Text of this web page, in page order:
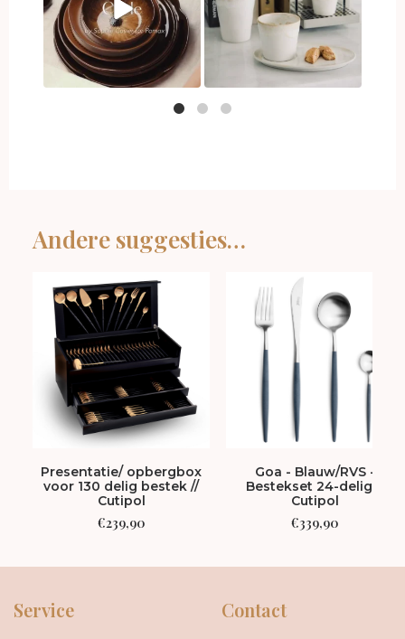
Andere suggesties…
Presentatie/ opbergbox
voor 130 delig bestek //
Cutipol
€239,90
Goa - Blauw/RVS -
Bestekset 24-delig //
Cutipol
€339,90
Service Contact